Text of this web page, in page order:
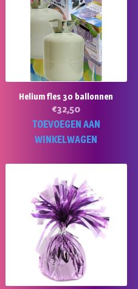
Helium fles 30 ballonnen
€32,50
TOEVOEGEN AAN
WINKELWAGEN